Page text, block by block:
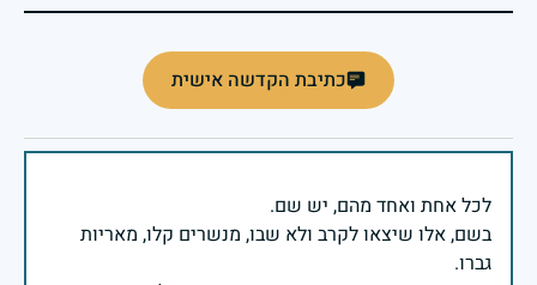
כתיבת הקדשה אישית
בשם, אלו שיצאו לקרב ולא שבו, מנשרים קלו, מאריות